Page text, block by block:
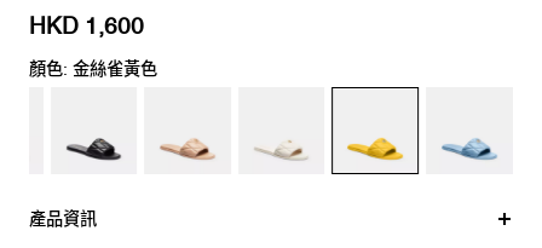
HKD 1,600
顏色: 金絲雀黃色
產品資訊